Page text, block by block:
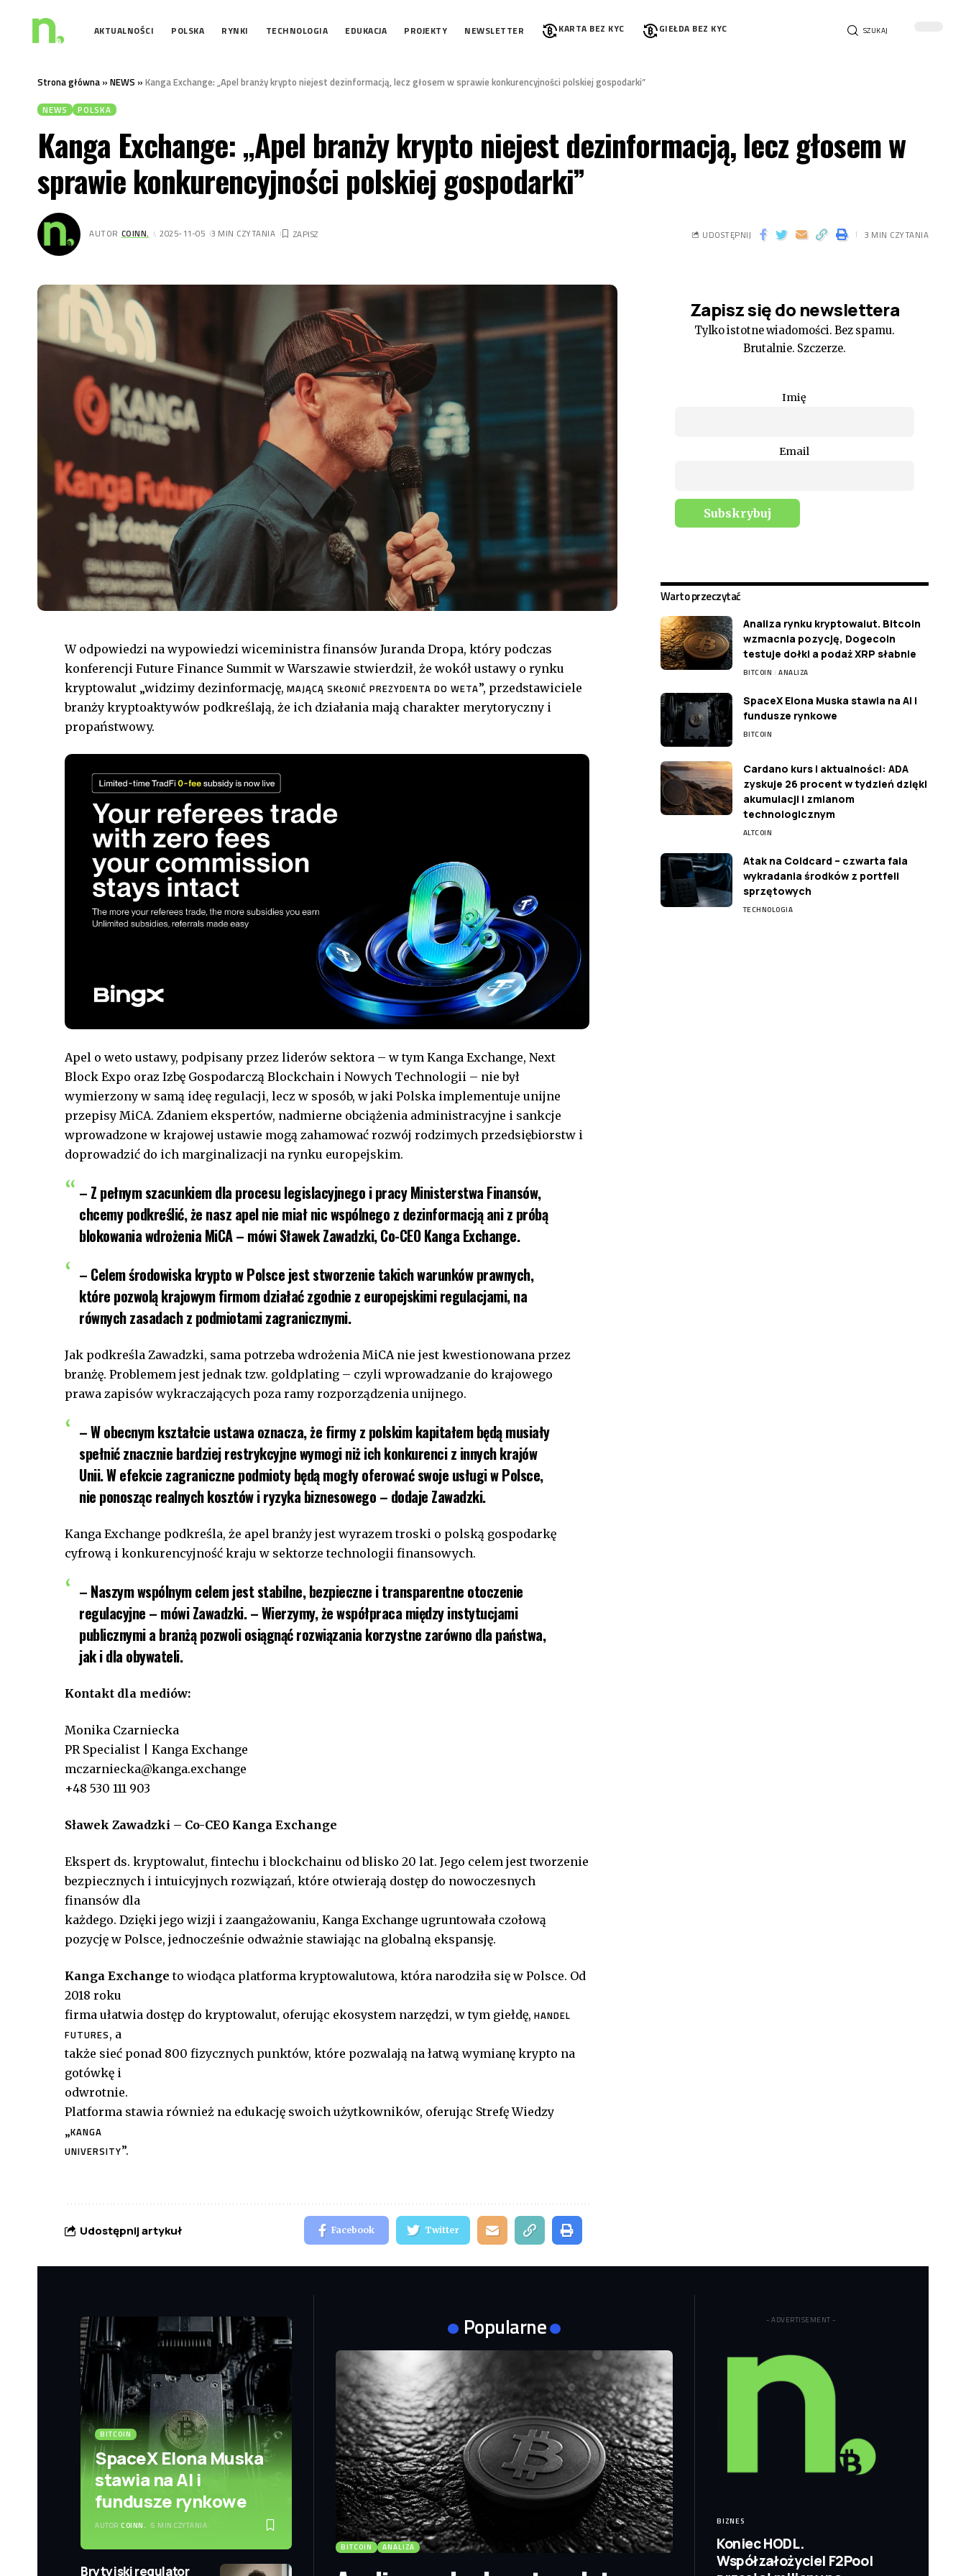
AKTUALNOŚCI POLSKA RYNKI TECHNOLOGIA EDUKACJA PROJEKTY NEWSLETTER KARTA BEZ KYC GIEŁDA BEZ KYC SZUKAJ
Strona główna » NEWS » Kanga Exchange: „Apel branży krypto niejest dezinformacją, lecz głosem w sprawie konkurencyjności polskiej gospodarki”
NEWS POLSKA
Kanga Exchange: „Apel branży krypto niejest dezinformacją, lecz głosem w
sprawie konkurencyjności polskiej gospodarki”
AUTOR COINN. . 2025-11-05 3 MIN CZYTANIA UDOSTĘPNIJ 3 MIN CZYTANIA
W odpowiedzi na wypowiedzi wiceministra finansów Juranda Dropa, który podczas
konferencji Future Finance Summit w Warszawie stwierdził, że wokół ustawy o rynku
kryptowalut „widzimy dezinformację,MAJĄCĄ SKŁONIĆ PREZYDENTA DO WETA”, przedstawiciele
branży kryptoaktywów podkreślają, że ich działania mają charakter merytoryczny i
propaństwowy.
Apel o weto ustawy, podpisany przez liderów sektora – w tym Kanga Exchange, Next
Block Expo oraz Izbę Gospodarczą Blockchain i Nowych Technologii – nie był
wymierzony w samą ideę regulacji, lecz w sposób, w jaki Polska implementuje unijne
przepisy MiCA. Zdaniem ekspertów, nadmierne obciążenia administracyjne i sankcje
wprowadzone w krajowej ustawie mogą zahamować rozwój rodzimych przedsiębiorstw i
doprowadzić do ich marginalizacji na rynku europejskim.
– Z pełnym szacunkiem dla procesu legislacyjnego i pracy Ministerstwa Finansów,
chcemy podkreślić, że nasz apel nie miał nic wspólnego z dezinformacją ani z próbą
blokowania wdrożenia MiCA – mówi Sławek Zawadzki, Co-CEO Kanga Exchange.
– Celem środowiska krypto w Polsce jest stworzenie takich warunków prawnych,
które pozwolą krajowym firmom działać zgodnie z europejskimi regulacjami, na
równych zasadach z podmiotami zagranicznymi.
Jak podkreśla Zawadzki, sama potrzeba wdrożenia MiCA nie jest kwestionowana przez
branżę. Problemem jest jednak tzw. goldplating – czyli wprowadzanie do krajowego
prawa zapisów wykraczających poza ramy rozporządzenia unijnego.
– W obecnym kształcie ustawa oznacza, że firmy z polskim kapitałem będą musiały
spełnić znacznie bardziej restrykcyjne wymogi niż ich konkurenci z innych krajów
Unii. W efekcie zagraniczne podmioty będą mogły oferować swoje usługi w Polsce,
nie ponosząc realnych kosztów i ryzyka biznesowego – dodaje Zawadzki.
Kanga Exchange podkreśla, że apel branży jest wyrazem troski o polską gospodarkę
cyfrową i konkurencyjność kraju w sektorze technologii finansowych.
– Naszym wspólnym celem jest stabilne, bezpieczne i transparentne otoczenie
regulacyjne – mówi Zawadzki. – Wierzymy, że współpraca między instytucjami
publicznymi a branżą pozwoli osiągnąć rozwiązania korzystne zarówno dla państwa,
jak i dla obywateli.
Kontakt dla mediów:
Monika Czarniecka
PR Specialist | Kanga Exchange
mczarniecka@kanga.exchange
+48 530 111 903
Sławek Zawadzki – Co-CEO Kanga Exchange
Ekspert ds. kryptowalut, fintechu i blockchainu od blisko 20 lat. Jego celem jest tworzenie
bezpiecznych i intuicyjnych rozwiązań, które otwierają dostęp do nowoczesnych
finansów dla
każdego. Dzięki jego wizji i zaangażowaniu, Kanga Exchange ugruntowała czołową
pozycję w Polsce, jednocześnie odważnie stawiając na globalną ekspansję.
Kanga Exchange to wiodąca platforma kryptowalutowa, która narodziła się w Polsce. Od
2018 roku
firma ułatwia dostęp do kryptowalut, oferując ekosystem narzędzi, w tym giełdę,HANDEL
FUTURES, a
także sieć ponad 800 fizycznych punktów, które pozwalają na łatwą wymianę krypto na
gotówkę i
odwrotnie.
Platforma stawia również na edukację swoich użytkowników, oferując Strefę Wiedzy
„KANGA
UNIVERSITY”.
Udostępnij artykuł Facebook Twitter
Zapisz się do newslettera
Tylko istotne wiadomości. Bez spamu.
Brutalnie. Szczerze.
Imię
Email
Warto przeczytać
Analiza rynku kryptowalut. Bitcoin
wzmacnia pozycję, Dogecoin
testuje dołki a podaż XRP słabnie
BITCOIN ANALIZA
SpaceX Elona Muska stawia na AI i
fundusze rynkowe
BITCOIN
Cardano kurs i aktualności: ADA
zyskuje 26 procent w tydzień dzięki
akumulacji i zmianom
technologicznym
ALTCOIN
Atak na Coldcard – czwarta fala
wykradania środków z portfeli
sprzętowych
TECHNOLOGIA
BITCOIN
SpaceX Elona Muska
stawia na AI i
fundusze rynkowe
AUTOR COINN. 5 MIN CZYTANIA
Brytyjski regulator
Popularne
BITCOIN ANALIZA
- ADVERTISEMENT -
BIZNES
Koniec HODL.
Współzałożyciel F2Pool